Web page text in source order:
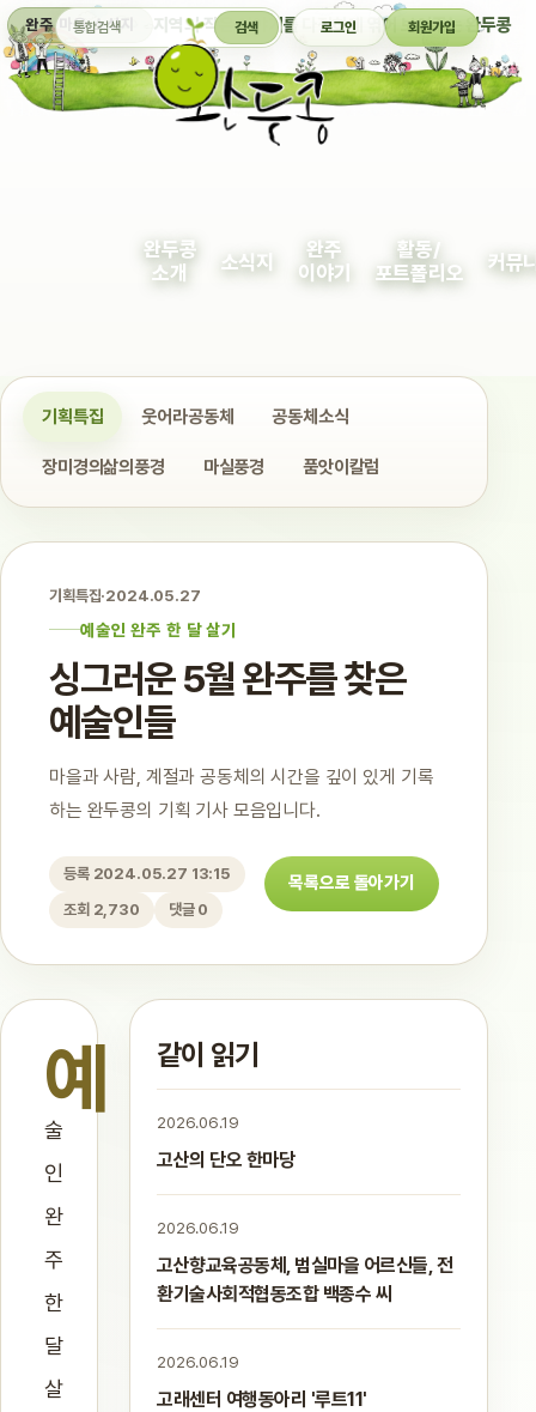
완주 마을 소식지 지역의 작은 이야기를 다정하게 엮어 보여주는 완두콩
통합검색 검색 로그인 회원가입
완두콩
소개
소식지
완주
이야기
활동/
포트폴리오
커뮤
기획특집 웃어라공동체 공동체소식
장미경의삶의풍경 마실풍경 품앗이칼럼
기획특집·2024.05.27
예술인 완주 한 달 살기
싱그러운 5월 완주를 찾은
예술인들
마을과 사람, 계절과 공동체의 시간을 깊이 있게 기록
하는 완두콩의 기획 기사 모음입니다.
등록 2024.05.27 13:15
조회 2,730
댓글 0
목록으로 돌아가기
예
술
인
완
주
한
달
살
같이 읽기
2026.06.19
고산의 단오 한마당
2026.06.19
고산향교육공동체, 범실마을 어르신들, 전
환기술사회적협동조합 백종수 씨
2026.06.19
고래센터 여행동아리 '루트11'